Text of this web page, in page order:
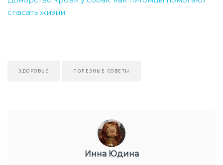
спасать жизни
ЗДОРОВЬЕ ПОЛЕЗНЫЕ СОВЕТЫ
Инна Юдина